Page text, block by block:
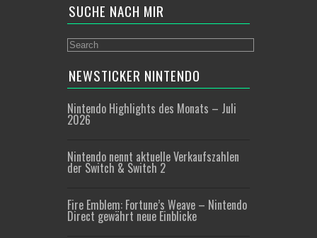
SUCHE NACH MIR
NEWSTICKER NINTENDO
Nintendo Highlights des Monats – Juli
2026
Nintendo nennt aktuelle Verkaufszahlen
der Switch & Switch 2
Fire Emblem: Fortune’s Weave – Nintendo
Direct gewährt neue Einblicke